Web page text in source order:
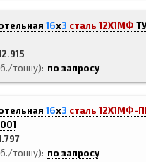
16х3 сталь 12Х1МФ
тонну)
по запросу
16х3 сталь 12Х1МФ-
тонну)
по запросу